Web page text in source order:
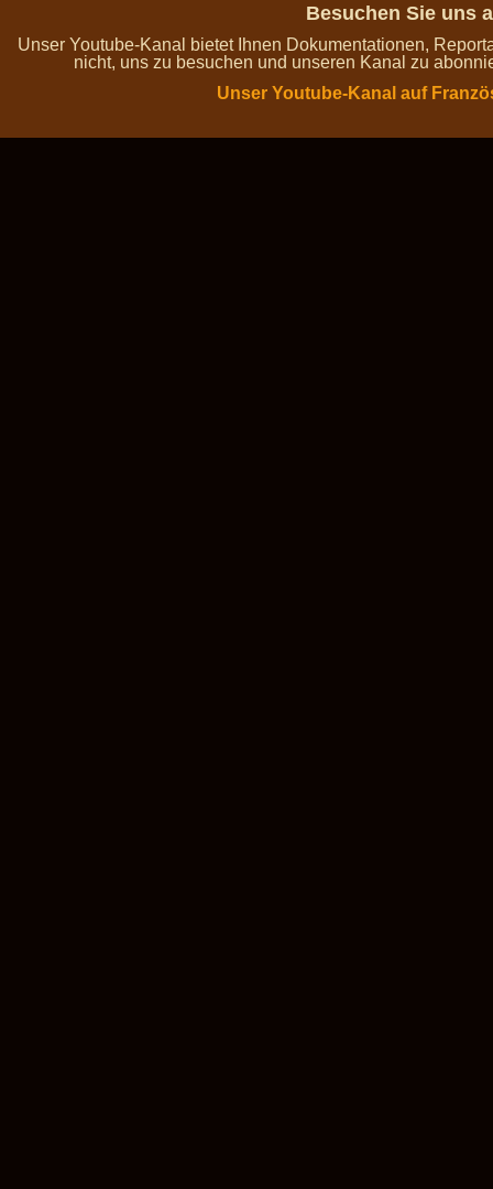
Besuchen Sie uns
Unser Youtube-Kanal bietet Ihnen Dokumentationen,
nicht, uns zu besuchen und unseren Kanal zu
Unser Youtube-Kanal auf